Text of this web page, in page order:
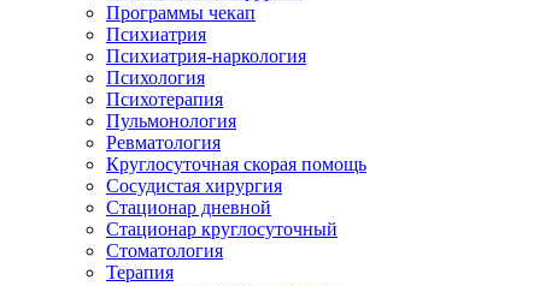
Программы чекап
Психиатрия
Психиатрия-наркология
Психология
Психотерапия
Пульмонология
Ревматология
Круглосуточная скорая помощь
Сосудистая хирургия
Стационар дневной
Стационар круглосуточный
Стоматология
Терапия